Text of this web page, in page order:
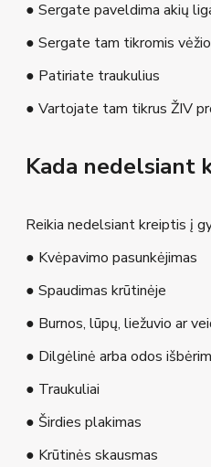
● Sergate paveldima akių
● Sergate tam tikromis
● Patiriate traukulius
● Vartojate tam tikrus ŽIV
Kada nedelsiant
Reikia nedelsiant kreiptis į
● Kvėpavimo pasunkėjimas
● Spaudimas krūtinėje
● Burnos, lūpų, liežuvio ar
● Dilgėlinė arba odos
● Traukuliai
● Širdies plakimas
● Krūtinės skausmas